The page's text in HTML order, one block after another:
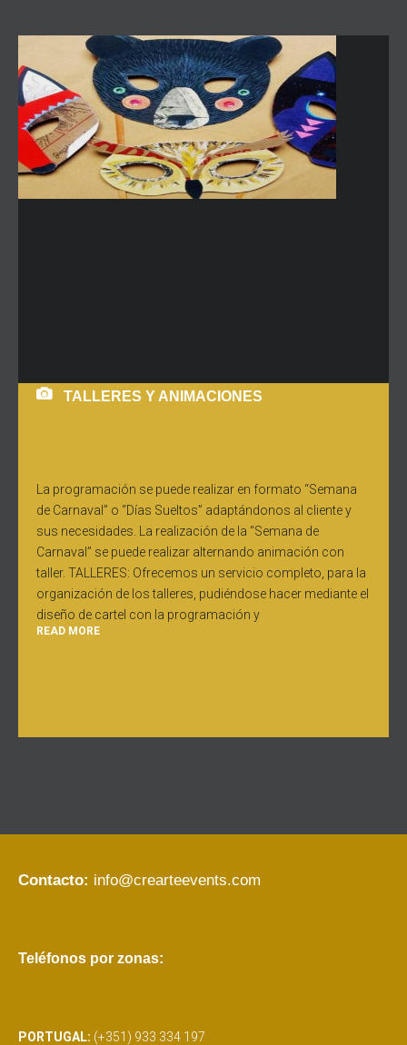
TALLERES Y ANIMACIONES
La programación se puede realizar en formato “Semana
de Carnaval” o “Días Sueltos” adaptándonos al cliente y
sus necesidades. La realización de la “Semana de
Carnaval” se puede realizar alternando animación con
taller. TALLERES: Ofrecemos un servicio completo, para la
organización de los talleres, pudiéndose hacer mediante el
diseño de cartel con la programación y
READ MORE
Contacto: info@crearteevents.com
Teléfonos por zonas:
PORTUGAL: (+351) 933 334 197